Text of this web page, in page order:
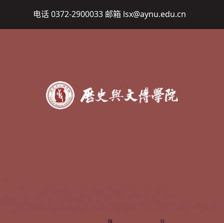
电话 0372-2900033 邮箱 lsx@aynu.edu.cn